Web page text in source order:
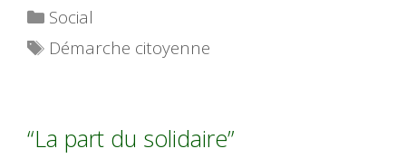
Catégories
Social
Étiquettes
Démarche citoyenne
“La part du solidaire”